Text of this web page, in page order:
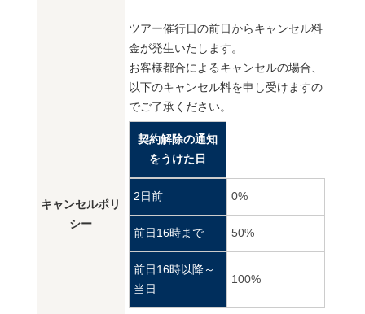
キャンセルポリ
シー
ツアー催行日の前日からキャンセル料
金が発生いたします。
お客様都合によるキャンセルの場合、
以下のキャンセル料を申し受けますの
でご了承ください。
契約解除の通知
をうけた日
2日前 0%
前日16時まで 50%
前日16時以降～
当日
100%